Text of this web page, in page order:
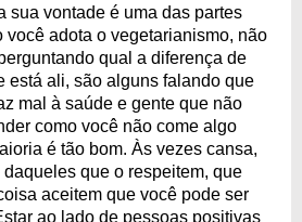
sua vontade é uma das partes
você adota o vegetarianismo, não
qual a diferença de
está ali, são alguns falando que
mal à saúde e gente que não
como você não come algo
é tão bom. Às vezes cansa,
que o respeitem, que
aceitem que você pode ser
ao lado de pessoas positivas